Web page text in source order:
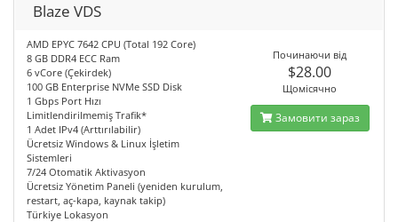
Blaze VDS
AMD EPYC 7642 CPU (Total 192 Core)
8 GB DDR4 ECC Ram
6 vCore (Çekirdek)
100 GB Enterprise NVMe SSD Disk
1 Gbps Port Hızı
Limitlendirilmemiş Trafik*
1 Adet IPv4 (Arttırılabilir)
Ücretsiz Windows & Linux İşletim
Sistemleri
7/24 Otomatik Aktivasyon
Ücretsiz Yönetim Paneli (yeniden kurulum,
restart, aç-kapa, kaynak takip)
Türkiye Lokasyon
Починаючи від
$28.00
Щомісячно
Замовити зараз